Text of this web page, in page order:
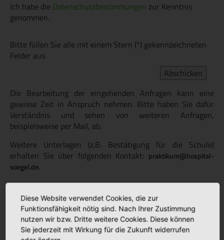
Ich habe die Datenschutzbestimmungen zur Kenntnis
genommen.
Bitte füllen Sie alle mit einem Stern (*) gekennzeichneten
Felder aus.
Die Bearbeitung der eingehenden Anfragen kann eine
gewisse Zeit in Anspruch nehmen. Bitte haben Sie dafür
Verständnis und sehen von weiteren Anfragen,
beispielsweise per Mail, ab.
Weitere Unterlagen (z.B. Bestätigung für die Schule)
erhalten Sie über folgenden Kontakt: praktikum@hospital-
soegel.de.
Unsere Stellenangebote im Pflegedienst finden Siehier.
Aktuelles
Diese Website verwendet Cookies, die zur
Funktionsfähigkeit nötig sind. Nach Ihrer Zustimmung
nutzen wir bzw. Dritte weitere Cookies. Diese können
Sie jederzeit mit Wirkung für die Zukunft widerrufen